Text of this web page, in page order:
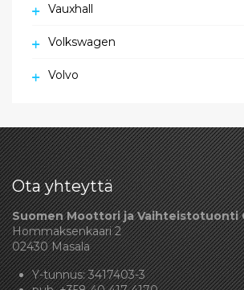
Vauxhall
Volkswagen
Volvo
Ota yhteyttä
Suomen Moottori ja Vaihteistotuonti
Hommaksenkaari 2
02430 Masala
Y-tunnus: 3417403-3